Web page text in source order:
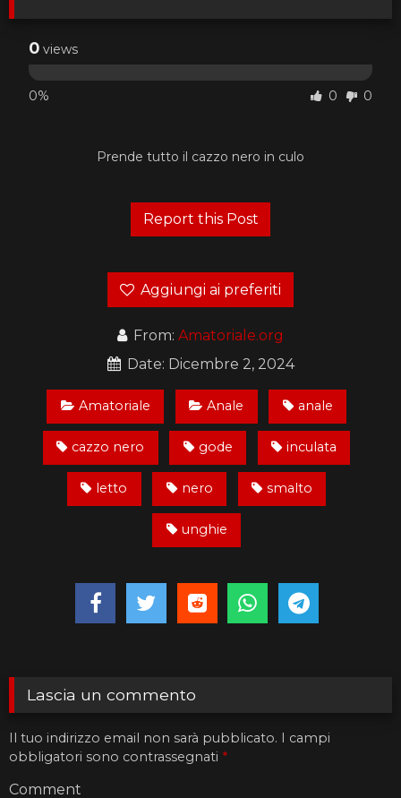
0 views
0% 0 0
Prende tutto il cazzo nero in culo
Aggiungi ai preferiti
From: Amatoriale.org
Date: Dicembre 2, 2024
Amatoriale Anale anale
cazzo nero gode inculata
letto nero smalto
unghie
Lascia un commento
Il tuo indirizzo email non sarà pubblicato. I campi
obbligatori sono contrassegnati *
Comment